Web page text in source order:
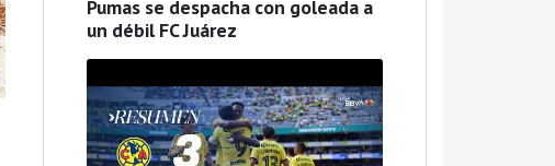
Pumas se despacha con goleada a
un débil FC Juárez